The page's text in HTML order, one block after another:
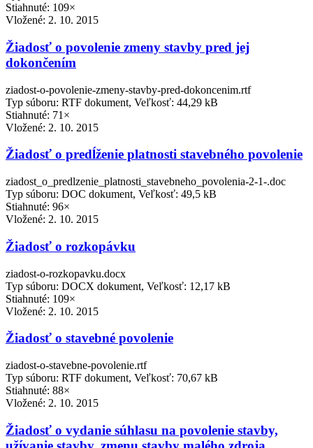
Stiahnuté: 109×
Vložené: 2. 10. 2015
Žiadosť o povolenie zmeny stavby pred jej
dokončením
ziadost-o-povolenie-zmeny-stavby-pred-dokoncenim.rtf
Typ súboru: RTF dokument, Veľkosť: 44,29 kB
Stiahnuté: 71×
Vložené: 2. 10. 2015
Žiadosť o predĺženie platnosti stavebného povolenie
ziadost_o_predlzenie_platnosti_stavebneho_povolenia-2-1-.doc
Typ súboru: DOC dokument, Veľkosť: 49,5 kB
Stiahnuté: 96×
Vložené: 2. 10. 2015
Žiadosť o rozkopávku
ziadost-o-rozkopavku.docx
Typ súboru: DOCX dokument, Veľkosť: 12,17 kB
Stiahnuté: 109×
Vložené: 2. 10. 2015
Žiadosť o stavebné povolenie
ziadost-o-stavebne-povolenie.rtf
Typ súboru: RTF dokument, Veľkosť: 70,67 kB
Stiahnuté: 88×
Vložené: 2. 10. 2015
Žiadosť o vydanie súhlasu na povolenie stavby,